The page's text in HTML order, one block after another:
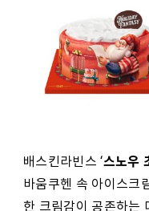
배스킨라빈스 ‘스노우
바움쿠헨 속 아이스크
한 크림감이 공존하는